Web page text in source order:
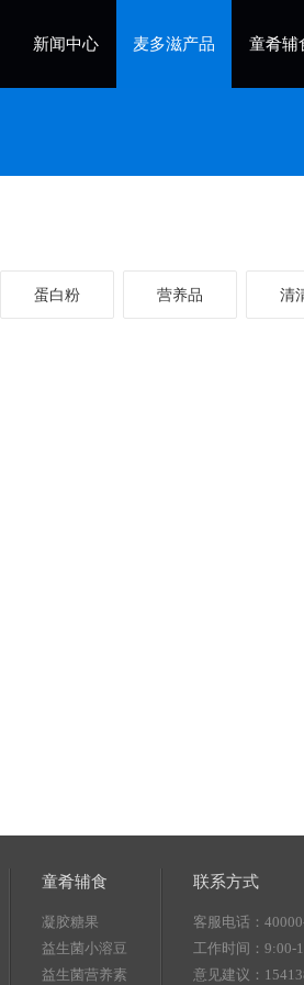
新闻中心 麦多滋产品 童肴辅
蛋白粉 营养品 清
童肴辅食
凝胶糖果
益生菌小溶豆
益生菌营养素
联系方式
客服电话：
工作时间：9:00-
意见建议：